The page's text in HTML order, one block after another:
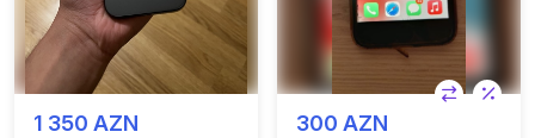
1 350 AZN 300 AZN